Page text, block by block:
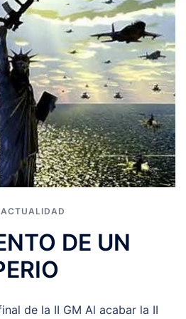
ACTUALIDAD
DE UN
de la II GM Al acabar la II